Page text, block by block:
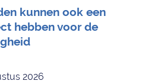
kunnen ook een
hebben voor de
2026